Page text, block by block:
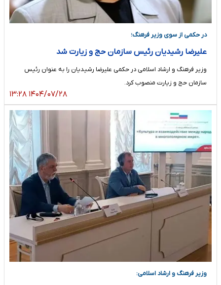
در حکمی از سوی وزیر فرهنگ؛
علیرضا رشیدیان رئیس سازمان حج و زیارت شد
وزیر فرهنگ و ارشاد اسلامی در حکمی علیرضا رشیدیان را به عنوان رئیس
سازمان حج و زیارت منصوب کرد.
۱۴۰۴/۰۷/۲۸ ۱۳:۲۸
وزیر فرهنگ و ارشاد اسلامی: